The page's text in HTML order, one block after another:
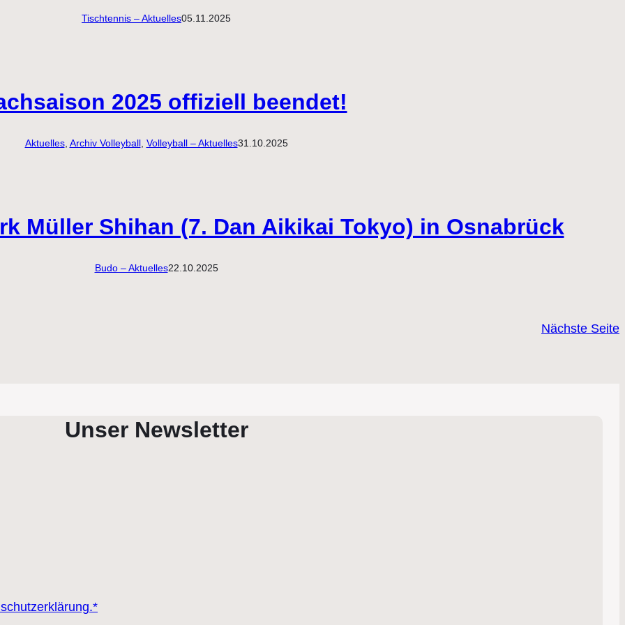
Tischtennis – Aktuelles05.11.2025
2025 offiziell beendet!
Aktuelles, Archiv Volleyball, Volleyball – Aktuelles31.10.2025
Müller Shihan (7. Dan Aikikai Tokyo) in Osnabrück
Budo – Aktuelles22.10.2025
Nächste Seite
Unser Newsletter